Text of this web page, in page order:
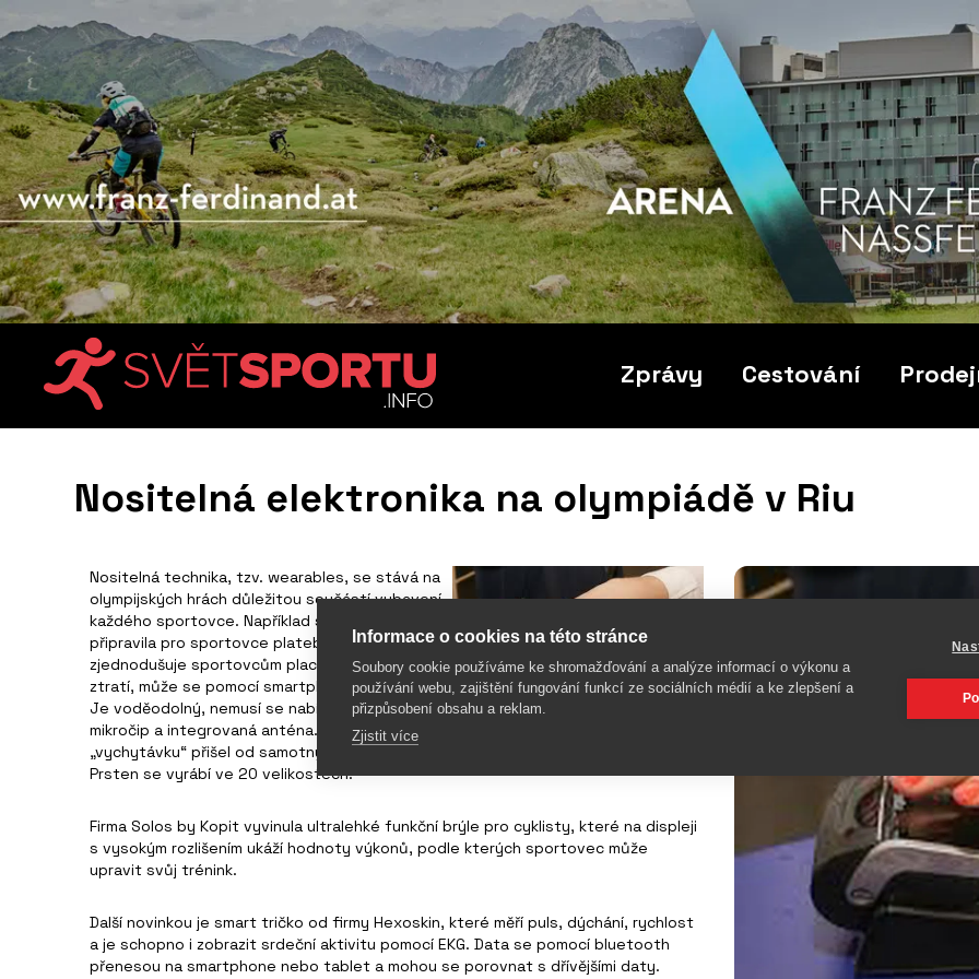
Zprávy Cestování
Nositelná elektronika na olympiádě v Riu
Nositelná technika, tzv. wearables, se stává na
olympijských hrách důležitou součástí vybavení
každého sportovce. Například společnost Visa
připravila pro sportovce platební prsten, který
zjednodušuje sportovcům placení. Pokud se
ztratí, může se pomocí smartphonu deaktivovat.
Je voděodolný, nemusí se nabíjet, tvoří ho
mikročip a integrovaná anténa. Nápad na tuto
„vychytávku“ přišel od samotných sportovců.
Prsten se vyrábí ve 20 velikostech.
Firma Solos by Kopit vyvinula ultralehké funkční brýle pro cyklisty, které na displeji
s vysokým rozlišením ukáží hodnoty výkonů, podle kterých sportovec může
upravit svůj trénink.
Další novinkou je smart tričko od firmy Hexoskin, které měří puls, dýchání, rychlost
a je schopno i zobrazit srdeční aktivitu pomocí EKG. Data se pomocí bluetooth
přenesou na smartphone nebo tablet a mohou se porovnat s dřívějšími daty.
Informace o cookies na této stránce
Soubory cookie používáme ke shromažďování a analýze informací o výkonu a
používání webu, zajištění fungování funkcí ze sociálních médií a ke zlepšení a
přizpůsobení obsahu a reklam.
Zjistit více